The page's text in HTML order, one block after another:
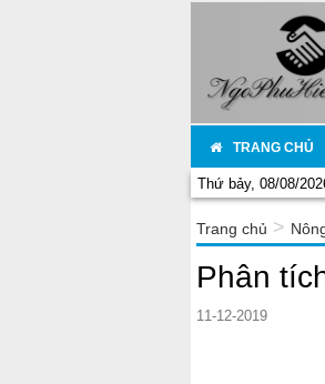
TRANG CHỦ
Thứ bảy, 08/08/
Trang chủ >
Phân
11-12-2019